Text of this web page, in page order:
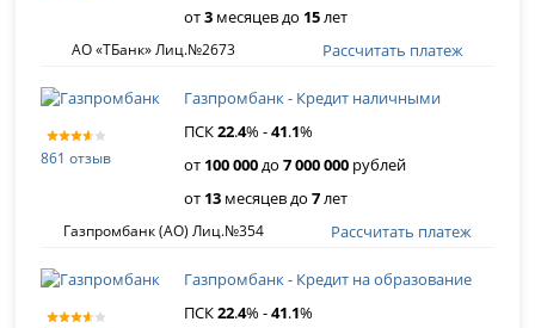
от3 месяцев до 15лет
АО «ТБанк» Лиц.№2673 Рассчитать платеж
861 отзыв
Газпромбанк - Кредит наличными
ПСК22.4% -41.1%
от 100 000до7 000 000 рублей
от 13 месяцев до7лет
Газпромбанк (АО) Лиц.№354 Рассчитать платеж
Газпромбанк - Кредит на образование
ПСК22.4% -41.1%